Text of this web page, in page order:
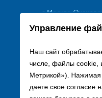
Управление
Наш сайт
числе, файлы cookie,
Метрикой»).
даете свое согласие
г. Москва,
+7